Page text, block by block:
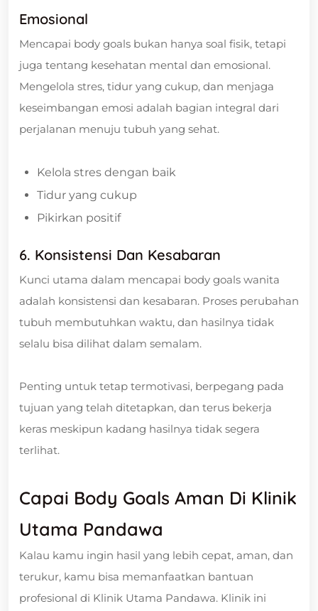
Emosional
Mencapai body goals bukan hanya soal fisik, tetapi
juga tentang kesehatan mental dan emosional.
Mengelola stres, tidur yang cukup, dan menjaga
keseimbangan emosi adalah bagian integral dari
perjalanan menuju tubuh yang sehat.
Kelola stres dengan baik
Tidur yang cukup
Pikirkan positif
6. Konsistensi Dan Kesabaran
Kunci utama dalam mencapai body goals wanita
adalah konsistensi dan kesabaran. Proses perubahan
tubuh membutuhkan waktu, dan hasilnya tidak
selalu bisa dilihat dalam semalam.
Penting untuk tetap termotivasi, berpegang pada
tujuan yang telah ditetapkan, dan terus bekerja
keras meskipun kadang hasilnya tidak segera
terlihat.
Capai Body Goals Aman Di Klinik
Utama Pandawa
Kalau kamu ingin hasil yang lebih cepat, aman, dan
terukur, kamu bisa memanfaatkan bantuan
profesional di Klinik Utama Pandawa. Klinik ini